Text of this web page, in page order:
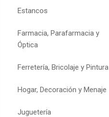
Estancos
Farmacia, Parafarmacia y
Óptica
Ferretería, Bricolaje y Pintura
Hogar, Decoración y Menaje
Juguetería